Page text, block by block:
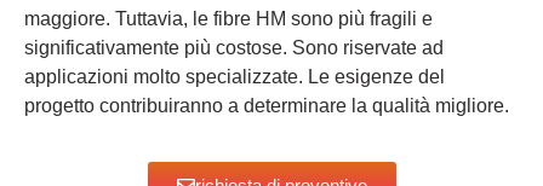
maggiore. Tuttavia, le fibre HM sono più fragili e
significativamente più costose. Sono riservate ad
applicazioni molto specializzate. Le esigenze del
progetto contribuiranno a determinare la qualità migliore.